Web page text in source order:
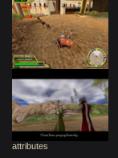
attributes